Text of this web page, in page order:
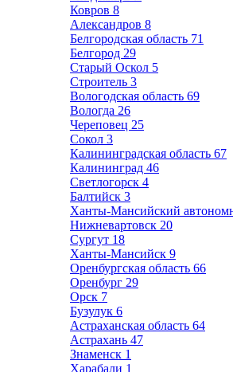
Ковров 8
Александров 8
Белгородская область 71
Белгород 29
Старый Оскол 5
Строитель 3
Вологодская область 69
Вологда 26
Череповец 25
Сокол 3
Калининградская область 67
Калининград 46
Светлогорск 4
Балтийск 3
Ханты-Мансийский
Нижневартовск 20
Сургут 18
Ханты-Мансийск 9
Оренбургская область 66
Оренбург 29
Орск 7
Бузулук 6
Астраханская область 64
Астрахань 47
Знаменск 1
Харабали 1